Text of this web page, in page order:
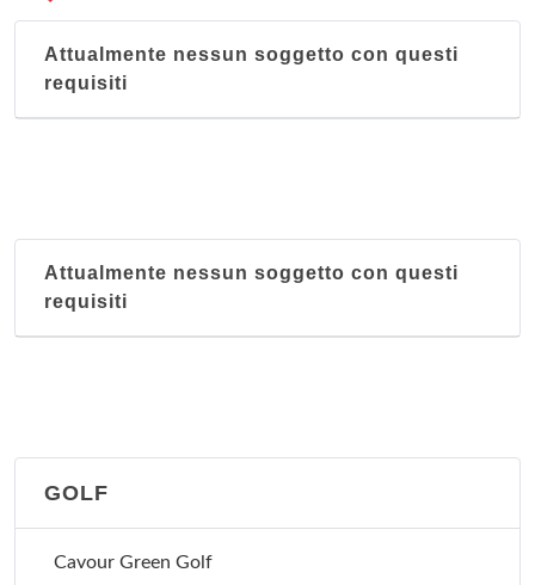
Attualmente nessun soggetto con questi
requisiti
Attualmente nessun soggetto con questi
requisiti
GOLF
Cavour Green Golf